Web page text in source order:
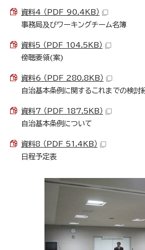
資料4 （PDF 90.4KB）
事務局及びワーキングチーム名簿
資料5 （PDF 104.5KB）
傍聴要領(案)
資料6 （PDF 280.8KB）
自治基本条例に関するこれまでの検討
資料7 （PDF 187.5KB）
自治基本条例について
資料8 （PDF 51.4KB）
日程予定表